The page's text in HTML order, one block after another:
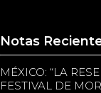
Notas
MÉXICO: “LA
FESTIVAL DE